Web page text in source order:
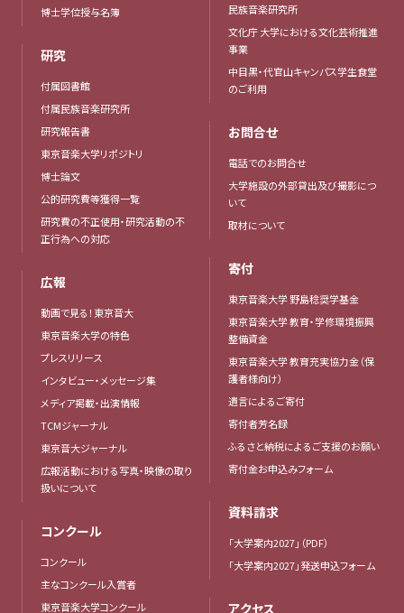
博士学位授与名簿
研究
付属図書館
付属民族音楽研究所
研究報告書
東京音楽大学リポジトリ
博士論文
公的研究費等獲得一覧
研究費の不正使用・研究活動の不
正行為への対応
広報
動画で見る！東京音大
東京音楽大学の特色
プレスリリース
インタビュー・メッセージ集
メディア掲載・出演情報
TCMジャーナル
東京音大ジャーナル
広報活動における写真・映像の取り
扱いについて
コンクール
コンクール
主なコンクール入賞者
東京音楽大学コンクール
民族音楽研究所
文化庁 大学における文化芸術推進
事業
中目黒・代官山キャンパス学生食堂
のご利用
お問合せ
電話でのお問合せ
大学施設の外部貸出及び撮影につ
いて
取材について
寄付
東京音楽大学 野島稔奨学基金
東京音楽大学 教育・学修環境振興
整備資金
東京音楽大学 教育充実協力金（保
護者様向け）
遺言によるご寄付
寄付者芳名録
ふるさと納税によるご支援のお願い
寄付金お申込みフォーム
資料請求
「大学案内2027」（PDF）
「大学案内2027」発送申込フォーム
アクセス